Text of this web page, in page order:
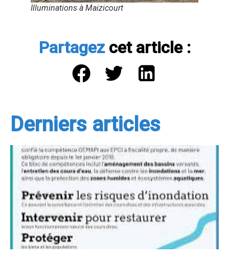
Illuminations à Maizicourt
Partagezcet article :
Derniers articles